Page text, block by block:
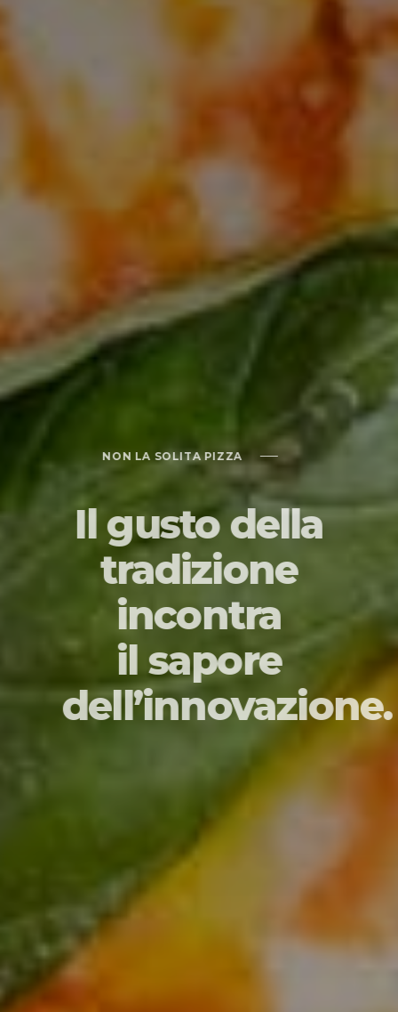
NON LA SOLITA PIZZA
Il gusto della
tradizione
incontra
il sapore
dell’innovazione.
L’ABBINAMENTO